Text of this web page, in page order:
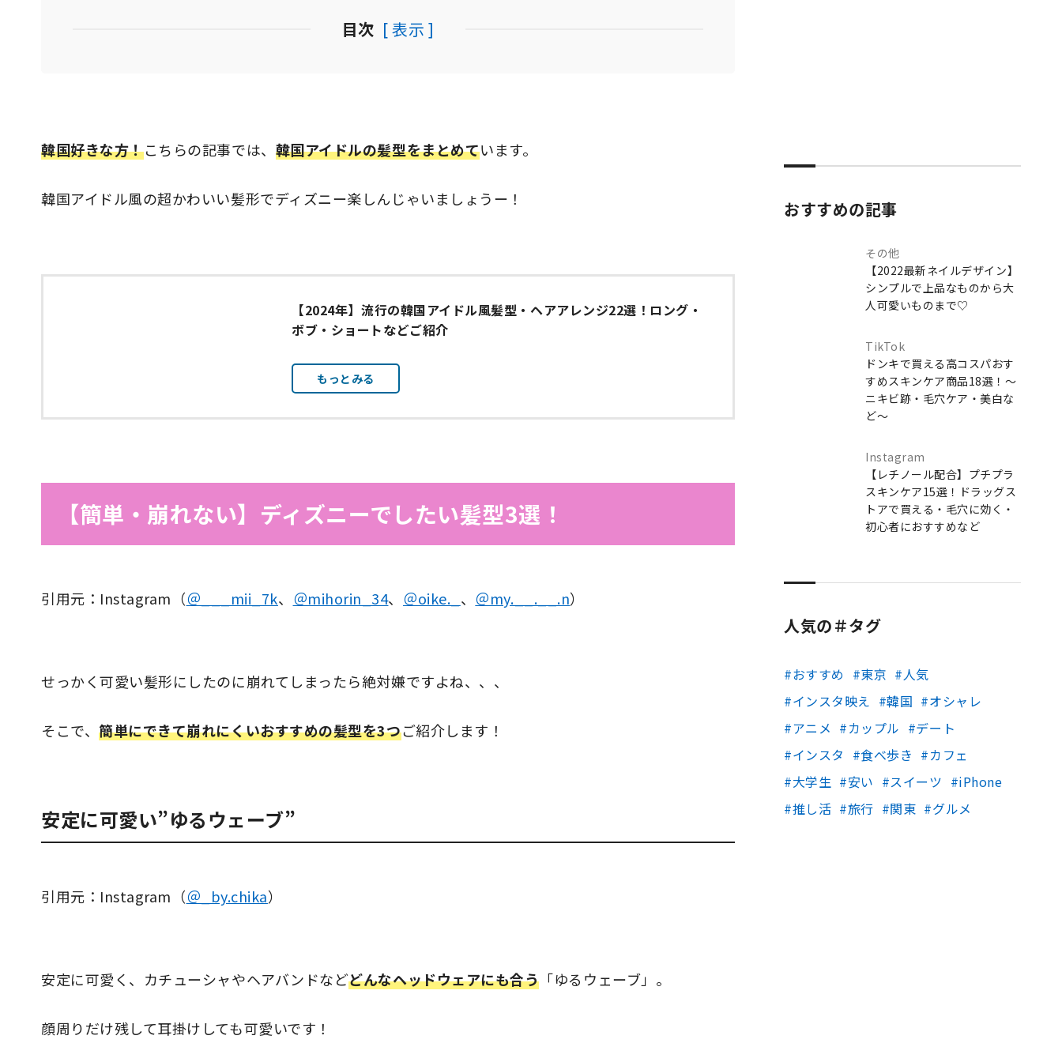
目次 [ 表示 ]
韓国好きな方！こちらの記事では、 韓国アイドルの髪型をまとめています。
韓国アイドル風の超かわいい髪形でディズニー楽しんじゃいましょうー！
【2024年】流行の韓国アイドル風髪型・ヘアアレンジ22選！ロング・
ボブ・ショートなどご紹介
もっとみる
【簡単・崩れない】ディズニーでしたい髪型3選！
引用元：Instagram（＠___mii_7k、 ＠mihorin_34、 ＠oike._ 、 ＠my.__.__.n）
せっかく可愛い髪形にしたのに崩れてしまったら絶対嫌ですよね、、、
そこで、簡単にできて崩れにくいおすすめの髪型を3つご紹介します！
安定に可愛い”ゆるウェーブ”
引用元：Instagram（＠_by.chika）
安定に可愛く、カチューシャやヘアバンドなどどんなヘッドウェアにも合う 「ゆるウェーブ」。
顔周りだけ残して耳掛けしても可愛いです！
おすすめの記事
その他
【2022最新ネイルデザイン】
シンプルで上品なものから大
人可愛いものまで♡
TikTok
ドンキで買える高コスパおす
すめスキンケア商品18選！～
ニキビ跡・毛穴ケア・美白な
ど～
Instagram
【レチノール配合】プチプラ
スキンケア15選！ドラッグス
トアで買える・毛穴に効く・
初心者におすすめなど
人気の＃タグ
おすすめ 東京
人気
インスタ映え
韓国
オシャレ
アニメ
カップル
デート
インスタ
食べ歩き
カフェ
大学生
安い スイーツ
iPhone
推し活
旅行 関東 グルメ